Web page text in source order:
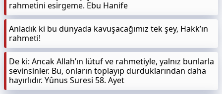
rahmetini esirgeme. Ebu Hanife
Anladık ki bu dünyada kavuşacağımız tek şey, Hakk’ın
rahmeti!
De ki: Ancak Allah’ın lütuf ve rahmetiyle, yalnız bunlarla
sevinsinler. Bu, onların toplayıp durduklarından daha
hayırlıdır. Yûnus Suresi 58. Ayet